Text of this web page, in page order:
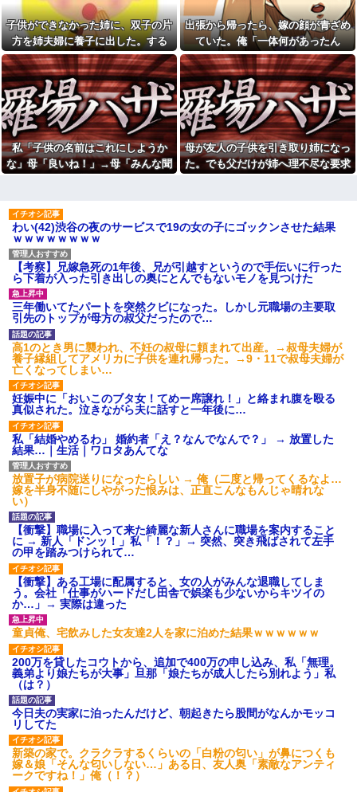
生理の予定が８月６日なんだ
けど７月２９日にドバッと鮮血
でたから生理かな？って思った
のよね
【うわぁ】 都営団地住み、年
収10万円上げると「大変なこ
と」になるｗｗｗｗｗｗｗ
シャウエッセン公式、またこ
ういうのでいい丼をポスト
ダイアンのじゃない方がユー
スケさんになってしまっている
という事実←これ
【画像】ディズニーのおいな
り巻（600円）、流石にアレすぎ
【画像】令和最新版の剛力彩
芽、ワイらにブッ刺さりまくり
と話題にw w w w w w w w w w
w w w
【衝撃】若い女の子からする
「甘い匂い」の正体、まさか分
からないDTなんておらんよな？
よな？w w w w w w w w w w w
【復讐】 ある職業の人材を育
成する高校に通ってたんだが、
体力ないヤツはイジメられて全
寮制だから逃げ出すこともでき
なかった→あるイジっ子が自...
ハードオフに売っていた4万
4000円のフィギュアがヤバすぎ
るｗｗｗｗｗｗ「こんな高い
の？ｗｗ」「逆に超安い」
私「ちょっと、人の家の金庫
触らないでよ！」キチママ『そ
こに金庫があったから、開けて
みようとしただけ☆』義兄「泥
は出てけ！二度と来るな！」結
果・・・
私「初めて飲む味だけどなん
のお茶？」彼「ちっ！」私「」
【GIF】JSのカンチョーワロ
タ
後続車にクラクションを鳴ら
され彼氏が逆切れ。「何クラク
ション鳴らしてんだ！降りてこ
いよ！」と怒鳴りだし...
【衝撃】報酬100万円超の治験
募集がこちらｗｗｗｗｗ(※画像
あり)
【ネット騒然】惨殺されたタ
ワマン頂き女子のこの動画、す
げえええええｗｗｗｗｗｗｗｗ
ｗｗｗ
【愕然】白のクラウン俺氏、
高速道路左車線を制限速度で走
った結果wwwwwwwwwwww
百年の恋12-899 食べた量を
張り合ってくる
【悲報】佐藤輝明・・・２軍
でも盛大にやらかす←あまり悲
しませないでくれ
イベント派遣で陰湿にいじら
れていた地味な男性スタッフ。
ある日、高さ3mの階段から落ち
かけた子どもをパルクールで爆
走＆ダイブし間一髪で救出！職
場の手のひら返しと評価爆上げ
が凄まじかったｗｗ
【悲報】思春期の娘に「キモ
ッ」と言われたお父さん、グレ
る他
味噌汁にアレを入れてしまう
嫁(メシマズ)にブチギレた俺。
……帰ったら離婚届がありまし
た
果……甥っ子が重度の中二病を
中になったんやろ…」と思うコ
ンテンツ
る「笑える画像・最高な画像」
貼っていけｗｗｗｗｗ
夫、前妻の娘に「実の子じゃな
い！」と訴えた結果ｗｗｗｗ
と漏れるようになった
相手がどんなパイプ持ってい
高校３年生の女です。家が嫌
旦那の祖父が亡くなった。私
「エプロン持って行った方がい
いよね」旦那「余計な出費すん
切金を出さねぇぞ」私「え
っ…」
主な税金の成り立ちを調べて
子供ができなかった姉に、双子の片
方を姉夫婦に養子に出した。する
と、養子に出した子がすごく礼儀正
しくてビックリ
出張から帰ったら、嫁の顔が青ざめ
ていた。俺「一体何があったん
だ？」嫁「…」→子供たちに話を聞
くと…
私「子供の名前はこれにしようか
な」母「良いね！」→母「みんな聞
母が友人の子供を引き取り姉になっ
た。でも父だけが姉へ理不尽な要求
わい(42)渋谷の夜のサービスで19の女の子にゴックンさせた結果
ｗｗｗｗｗｗｗｗ
【考察】兄嫁急死の1年後、兄が引越すというので手伝いに行った
ら下着が入った引き出しの奥にとんでもないモノを見つけた
三年働いてたパートを突然クビになった。しかし元職場の主要取
引先のトップが母方の叔父だったので…
高1のとき男に襲われ、不妊の叔母に頼まれて出産。→叔母夫婦が
養子縁組してアメリカに子供を連れ帰った。→9・11で叔母夫婦が
亡くなってしまい…
妊娠中に「おいこのブタ女！てめー席譲れ！」と絡まれ腹を殴る
真似された。泣きながら夫に話すと一年後に…
私「結婚やめるわ」 婚約者「え？なんでなんで？」 → 放置した
結果…｜生活｜ワロタあんてな
放置子が病院送りになったらしい → 俺（二度と帰ってくるなよ…
嫁を半身不随にしやがった恨みは、正直こんなもんじゃ晴れな
い）
【衝撃】職場に入って来た綺麗な新人さんに職場を案内すること
に → 新人「ドンッ！」私「！？」→ 突然、突き飛ばされて左手
の甲を踏みつけられて…
【衝撃】ある工場に配属すると、女の人がみんな退職してしま
う。会社「仕事がハードだし田舎で娯楽も少ないからキツイの
か…」→ 実際は違った
童貞俺、宅飲みした女友達2人を家に泊めた結果ｗｗｗｗｗｗ
200万を貸したコウトから、追加で400万の申し込み、私「無理。
義弟より娘たちが大事」旦那「娘たちが成人したら別れよう」私
（は？）
今日夫の実家に泊ったんだけど、朝起きたら股間がなんかモッコ
リしてた
新築の家で。クラクラするくらいの「白粉の匂い」が鼻につくも
嫁＆娘「そんな匂いしない…」ある日、友人奥「素敵なアンティ
ークですね！」俺（！？）